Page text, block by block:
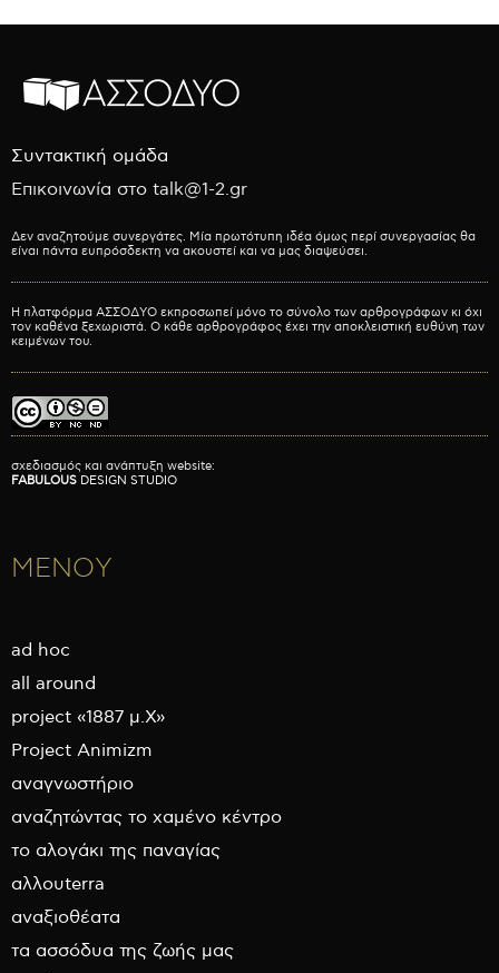
Συντακτική ομάδα
Επικοινωνία στο talk@1-2.gr
Δεν αναζητούμε συνεργάτες. Μία πρωτότυπη ιδέα όμως περί συνεργασίας θα
είναι πάντα ευπρόσδεκτη να ακουστεί και να μας διαψεύσει.
Η πλατφόρμα ΑΣΣΟΔΥΟ εκπροσωπεί μόνο το σύνολο των αρθρογράφων κι όχι
τον καθένα ξεχωριστά. Ο κάθε αρθρογράφος έχει την αποκλειστική ευθύνη των
κειμένων του.
σχεδιασμός και ανάπτυξη website:
FABULOUS DESIGN STUDIO
ΜΕΝΟΥ
ad hoc
all around
project «1887 μ.Χ»
Project Animizm
αναγνωστήριο
αναζητώντας το χαμένο κέντρο
το αλογάκι της παναγίας
αλλουterra
αναξιοθέατα
τα ασσόδυα της ζωής μας